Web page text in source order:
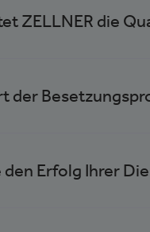
ZELLNER die
der
den Erfolg Ihrer